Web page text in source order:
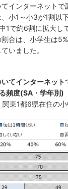
てインターネット
小1～小3が1割以
1で約6割に拡大し
合は、小学生は
いました。
てインターネット
頻度(SA・学年別)
関東1都6県在住の